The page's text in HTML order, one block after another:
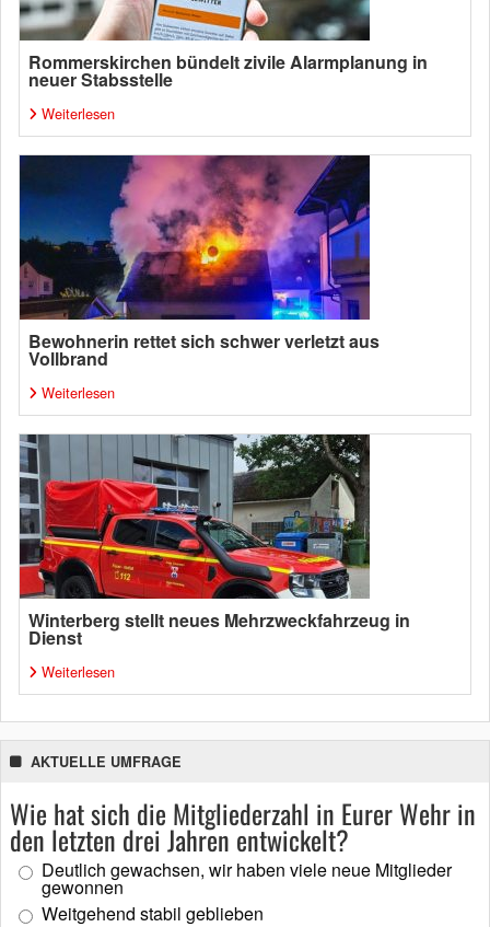
Rommerskirchen bündelt zivile Alarmplanung in
neuer Stabsstelle
Weiterlesen
Bewohnerin rettet sich schwer verletzt aus
Vollbrand
Weiterlesen
Winterberg stellt neues Mehrzweckfahrzeug in
Dienst
Weiterlesen
AKTUELLE UMFRAGE
Wie hat sich die Mitgliederzahl in Eurer Wehr in
den letzten drei Jahren entwickelt?
Deutlich gewachsen, wir haben viele neue Mitglieder
gewonnen
Weitgehend stabil geblieben